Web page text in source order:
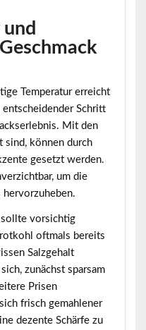
Temperatur erreicht
Schritt
Mit den
sind, können durch
gesetzt werden.
um die
hervorzuheben.
sollte vorsichtig
oftmals bereits
Salzgehalt
zunächst sparsam
Prisen
frisch gemahlener
dezente Schärfe zu